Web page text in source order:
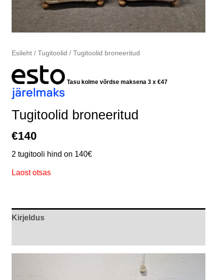
Esileht/ Tugitoolid / Tugitoolid broneeritud
Tasu kolme võrdse maksena 3 x €47
Tugitoolid broneeritud
€140
2 tugitooli hind on 140€
Laost otsas
Kirjeldus